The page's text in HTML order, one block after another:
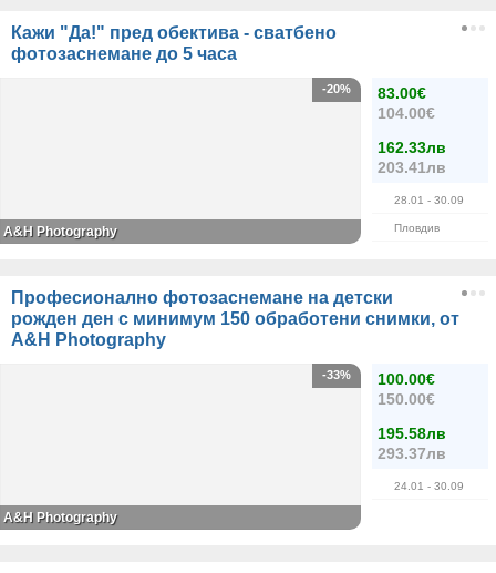
Кажи "Да!" пред обектива - сватбено
фотозаснемане до 5 часа
83.00€
104.00€
162.33лв
203.41лв
28.01 - 30.09
Пловдив
-20%
A&Н Photography
Професионално фотозаснемане на детски
рожден ден с минимум 150 обработени снимки, от
A&Н Photography
100.00€
150.00€
195.58лв
293.37лв
24.01 - 30.09
-33%
A&Н Photography